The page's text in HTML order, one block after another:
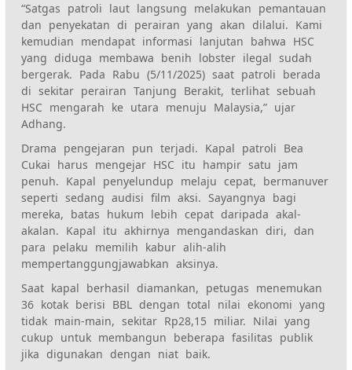
“Satgas patroli laut langsung melakukan pemantauan
dan penyekatan di perairan yang akan dilalui. Kami
kemudian mendapat informasi lanjutan bahwa HSC
yang diduga membawa benih lobster ilegal sudah
bergerak. Pada Rabu (5/11/2025) saat patroli berada
di sekitar perairan Tanjung Berakit, terlihat sebuah
HSC mengarah ke utara menuju Malaysia,” ujar
Adhang.
Drama pengejaran pun terjadi. Kapal patroli Bea
Cukai harus mengejar HSC itu hampir satu jam
penuh. Kapal penyelundup melaju cepat, bermanuver
seperti sedang audisi film aksi. Sayangnya bagi
mereka, batas hukum lebih cepat daripada akal-
akalan. Kapal itu akhirnya mengandaskan diri, dan
para pelaku memilih kabur alih-alih
mempertanggungjawabkan aksinya.
Saat kapal berhasil diamankan, petugas menemukan
36 kotak berisi BBL dengan total nilai ekonomi yang
tidak main-main, sekitar Rp28,15 miliar. Nilai yang
cukup untuk membangun beberapa fasilitas publik
jika digunakan dengan niat baik.